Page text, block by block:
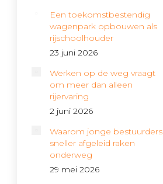
Een toekomstbestendig
wagenpark opbouwen als
rijschoolhouder
23 juni 2026
Werken op de weg vraagt
om meer dan alleen
rijervaring
2 juni 2026
Waarom jonge bestuurders
sneller afgeleid raken
onderweg
29 mei 2026